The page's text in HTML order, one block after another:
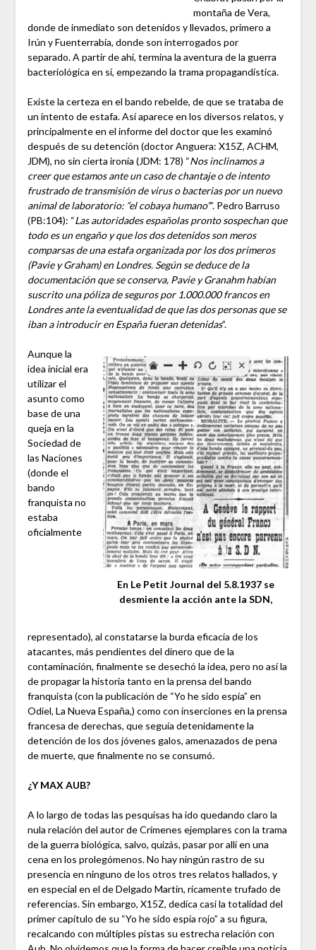
montaña de Vera,
donde de inmediato son detenidos y llevados, primero a
Irún y Fuenterrabía, donde son interrogados por
separado. A partir de ahí, termina la aventura de la guerra
bacteriológica en sí, empezando la trama propagandística.
Existe la certeza en el bando rebelde, de que se trataba de
un intento de estafa. Así aparece en los diversos relatos, y
principalmente en el informe del doctor que les examinó
después de su detención (doctor Anguera: X15Z, ACHM,
JDM), no sin cierta ironía (JDM: 178) “Nos inclinamos a
creer que estamos ante un caso de chantaje o de intento
frustrado de transmisión de virus o bacterias por un nuevo
animal de laboratorio: “el cobaya humano””. Pedro Barruso
(PB:104): “Las autoridades españolas pronto sospechan que
todo es un engaño y que los dos detenidos son meros
comparsas de una estafa organizada por los dos primeros
(Pavie y Graham) en Londres. Según se deduce de la
documentación que se conserva, Pavie y Granahm habían
suscrito una póliza de seguros por 1.000.000 francos en
Londres ante la eventualidad de que las dos personas que se
iban a introducir en España fueran detenidas”.
En Le Petit Journal del 5.8.1937 se
desmiente la acción ante la SDN,
Aunque la
idea inicial era
utilizar el
asunto como
base de una
queja en la
Sociedad de
las Naciones
(donde el
bando
franquista no
estaba
oficialmente
representado), al constatarse la burda eficacia de los
atacantes, más pendientes del dinero que de la
contaminación, finalmente se desechó la idea, pero no así la
de propagar la historia tanto en la prensa del bando
franquista (con la publicación de “Yo he sido espía” en
Odiel, La Nueva España,) como con inserciones en la prensa
francesa de derechas, que seguía detenidamente la
detención de los dos jóvenes galos, amenazados de pena
de muerte, que finalmente no se consumó.
¿Y MAX AUB?
A lo largo de todas las pesquisas ha ido quedando claro la
nula relación del autor de Crímenes ejemplares con la trama
de la guerra biológica, salvo, quizás, pasar por allí en una
cena en los prolegómenos. No hay ningún rastro de su
presencia en ninguno de los otros tres relatos hallados, y
en especial en el de Delgado Martín, ricamente trufado de
referencias. Sin embargo, X15Z, dedica casi la totalidad del
primer capítulo de su “Yo he sido espía rojo” a su figura,
recalcando con múltiples pistas su estrecha relación con